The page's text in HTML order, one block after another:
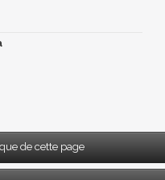
de cette page